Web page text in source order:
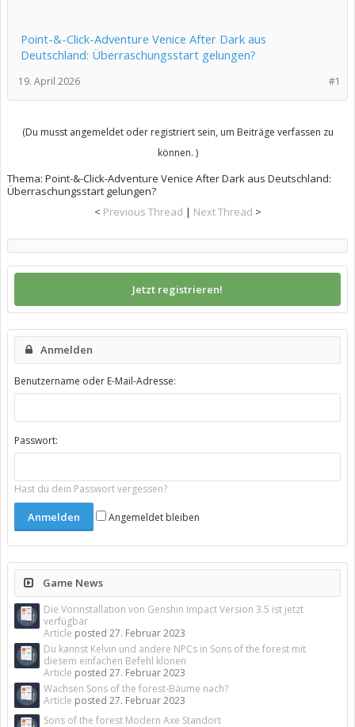
Point-&-Click-Adventure Venice After Dark aus
Deutschland: Überraschungsstart gelungen?
#1
19. April 2026
(Du musst angemeldet oder registriert sein, um Beiträge verfassen zu
können. )
Thema: Point-&-Click-Adventure Venice After Dark aus Deutschland:
Überraschungsstart gelungen?
< Previous Thread | Next Thread >
Jetzt registrieren!
Anmelden
Benutzername oder E-Mail-Adresse:
Passwort:
Hast du dein Passwort vergessen?
Angemeldet bleiben
Game News
Die Vorinstallation von Genshin Impact Version 3.5 ist jetzt
verfügbar
Article posted 27. Februar 2023
Du kannst Kelvin und andere NPCs in Sons of the forest mit
diesem einfachen Befehl klonen
Article posted 27. Februar 2023
Wachsen Sons of the forest-Bäume nach?
Article posted 27. Februar 2023
Sons of the forest Modern Axe Standort